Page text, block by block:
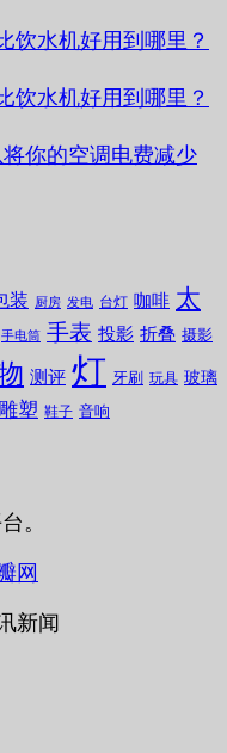
饮水机好用到哪里？
饮水机好用到哪里？
你的空调电费减少
装 厨房 发电 台灯 咖啡 太
手电筒 手表 投影 折叠 摄影
测评 灯 牙刷 玩具 玻璃
雕塑 鞋子 音响
。
网
新闻